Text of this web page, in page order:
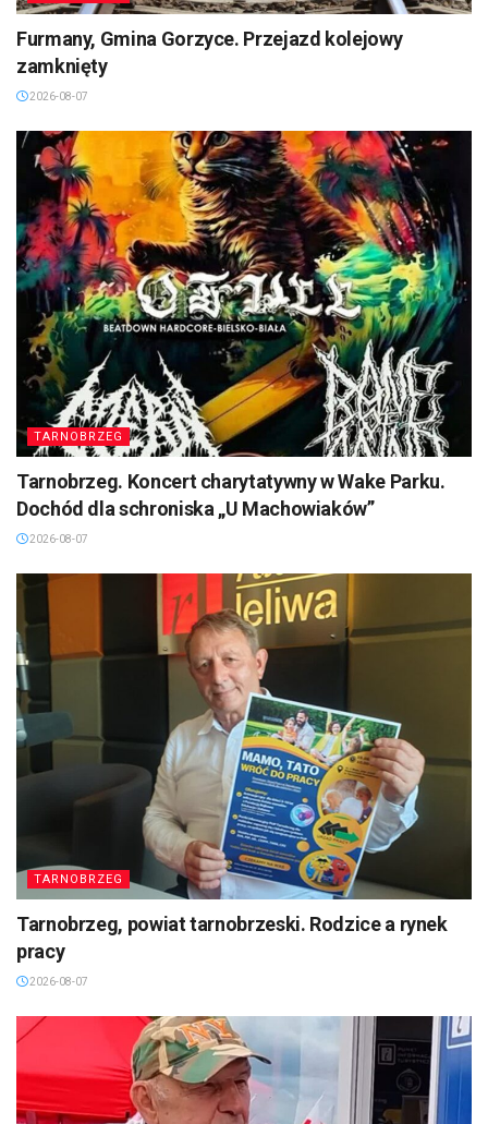
Furmany, Gmina Gorzyce. Przejazd kolejowy
zamknięty
2026-08-07
TARNOBRZEG
Tarnobrzeg. Koncert charytatywny w Wake Parku.
Dochód dla schroniska „U Machowiaków”
2026-08-07
TARNOBRZEG
Tarnobrzeg, powiat tarnobrzeski. Rodzice a rynek
pracy
2026-08-07